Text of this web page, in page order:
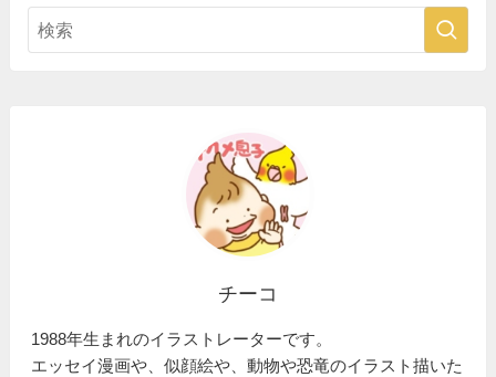
チーコ
1988年生まれのイラストレーターです。
エッセイ漫画や、似顔絵や、動物や恐竜のイラスト描いた